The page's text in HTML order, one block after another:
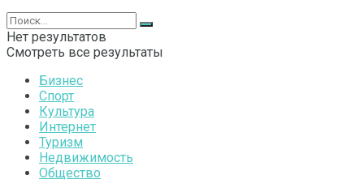
Нет результатов
Смотреть все результаты
Бизнес
Спорт
Культура
Интернет
Туризм
Недвижимость
Общество